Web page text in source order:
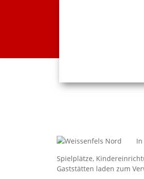
Spielplätze,
Gaststätten laden zum